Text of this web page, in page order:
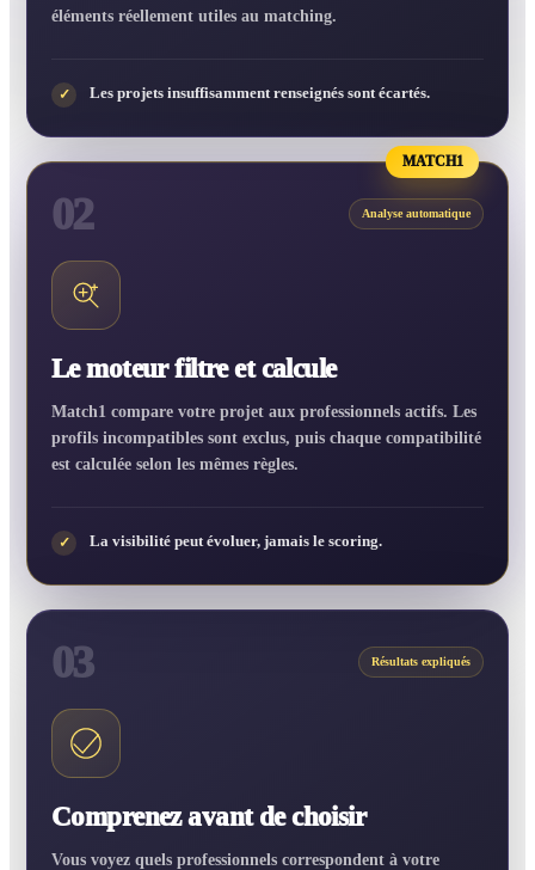
éléments réellement utiles au matching.
✓ Les projets insuffisamment renseignés sont écartés.
MATCH1
02 Analyse automatique
Le moteur filtre et calcule
Match1 compare votre projet aux professionnels actifs. Les
profils incompatibles sont exclus, puis chaque compatibilité
est calculée selon les mêmes règles.
✓ La visibilité peut évoluer, jamais le scoring.
03 Résultats expliqués
Comprenez avant de choisir
Vous voyez quels professionnels correspondent à votre